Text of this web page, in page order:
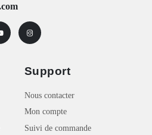
Support
Nous contacter
Mon compte
Suivi de commande